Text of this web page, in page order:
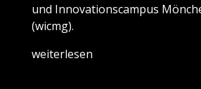
und Innovationscampus
(wicmg).
weiterlesen